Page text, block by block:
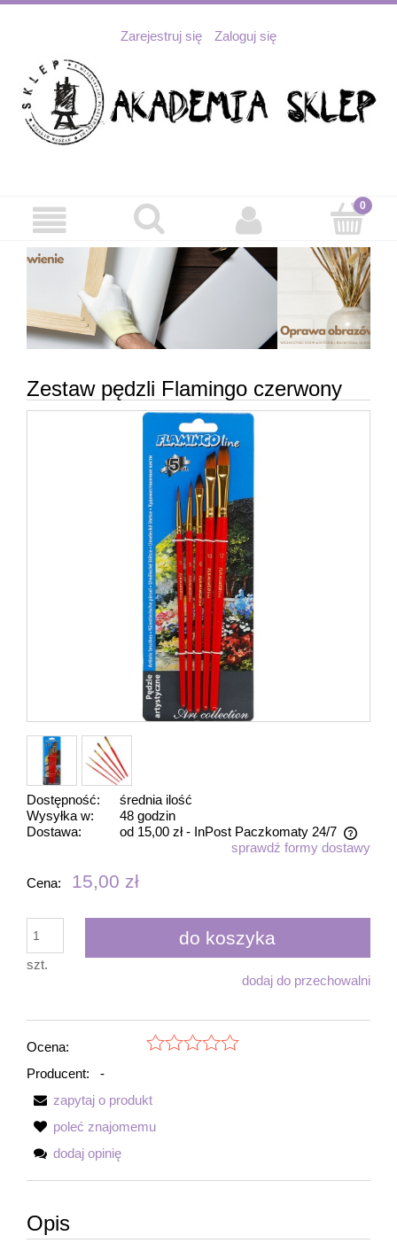
Zarejestruj się Zaloguj się
Zestaw pędzli Flamingo czerwony
Dostępność:
średnia ilość
Wysyłka w:
48 godzin
Dostawa:
od 15,00 zł - InPost Paczkomaty 24/7
Cena nie zawiera ewentualnych kosztów płatnościsprawdź formy dostawy
Cena: 15,00 zł
szt.
do koszyka
dodaj do przechowalni
Ocena:
Producent:
-
zapytaj o produkt
poleć znajomemu
dodaj opinię
Opis